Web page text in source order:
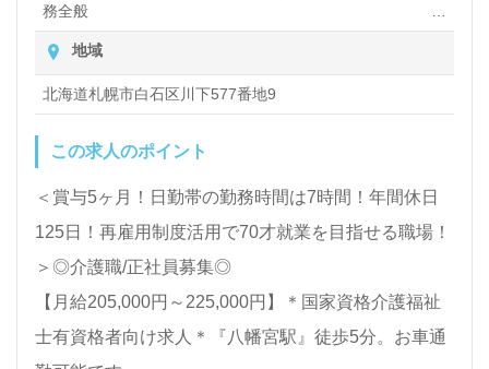
務全般
入浴や排せつ、食事などの身体的サポート、買い物や掃
除、洗濯など日常生活のサポートなど
地域
北海道札幌市白石区川下577番地9
この求人のポイント
＜賞与5ヶ月！日勤帯の勤務時間は7時間！年間休日
125日！再雇用制度活用で70才就業を目指せる職場！
＞◎介護職/正社員募集◎
【月給205,000円～225,000円】＊国家資格介護福祉
士有資格者向け求人＊『八幡宮駅』徒歩5分。お車通